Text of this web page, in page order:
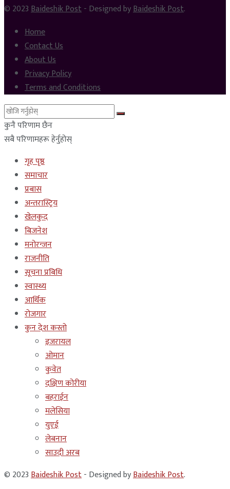
© 2023Baideshik Post- Designed byBaideshik Post.
Home
Contact Us
About Us
Privacy Policy
Terms and Conditions
कुनै परिणाम छैन
सबै परिणामहरू हेर्नुहोस्
गृह पृष्ठ
समाचार
प्रबास
अन्तरास्ट्रिय
खेलकुद
बिजनेश
मनोरन्जन
राजनीति
सूचना प्रबिधि
स्वास्थ्य
आर्थिक
रोजगार
कुन देश कस्तो
इजरायल
ओमान
कुवेत
दक्षिण कोरीया
बहराईन
मलेसिया
युएई
लेबनान
साउदी अरब
© 2023Baideshik Post- Designed byBaideshik Post.